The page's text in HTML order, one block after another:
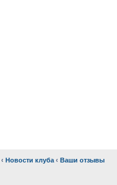
‹ Новости клуба ‹ Ваши отзывы